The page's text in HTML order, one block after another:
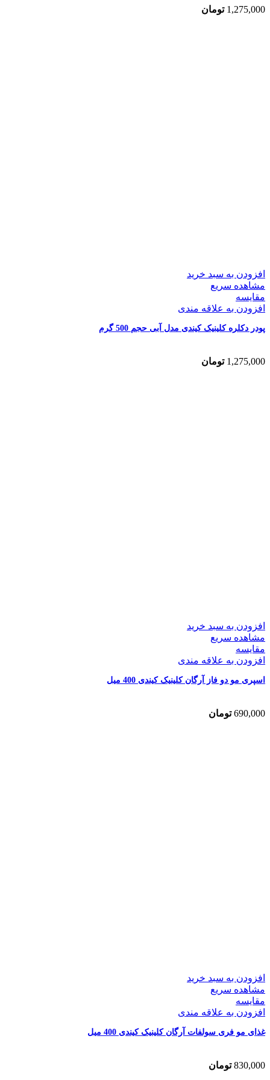
1,275,000 تومان
افزودن به سبد خرید
مشاهده سریع
مقایسه
افزودن به علاقه مندی
پودر دکلره کلینیک کیندی مدل آبی حجم 500 گرم
1,275,000 تومان
افزودن به سبد خرید
مشاهده سریع
مقایسه
افزودن به علاقه مندی
اسپری مو دو فاز آرگان کلینیک کیندی 400 میل
690,000 تومان
افزودن به سبد خرید
مشاهده سریع
مقایسه
افزودن به علاقه مندی
غذای مو فری سولفات آرگان کلینیک کیندی 400 میل
830,000 تومان